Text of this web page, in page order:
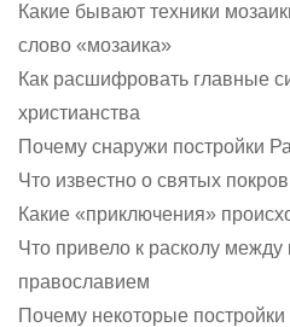
Какие бывают техники
слово «мозаика»
Как расшифровать главные
христианства
Почему снаружи постройки
Что известно о святых
Какие «приключения»
Что привело к расколу между
православием
Почему некоторые